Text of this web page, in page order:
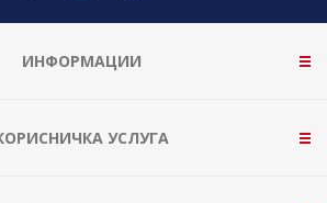
ИНФОРМАЦИИ
УСЛУГА